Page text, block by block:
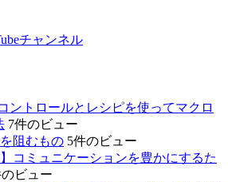
チャンネル
ントロールとレシピを使ってマクロ
7件のビュー
阻むもの 5件のビュー
】コミュニケーションを豊かにするた
ビュー